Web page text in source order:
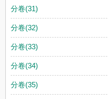
分卷(31)
分卷(32)
分卷(33)
分卷(34)
分卷(35)